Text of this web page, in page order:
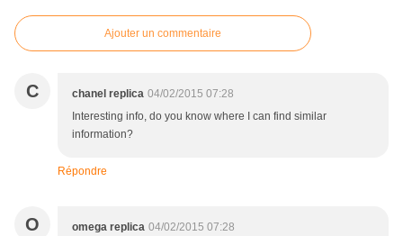
Ajouter un commentaire
C chanel replica 04/02/2015 07:28
Interesting info, do you know where I can find similar
information?
Répondre
O omega replica 04/02/2015 07:28